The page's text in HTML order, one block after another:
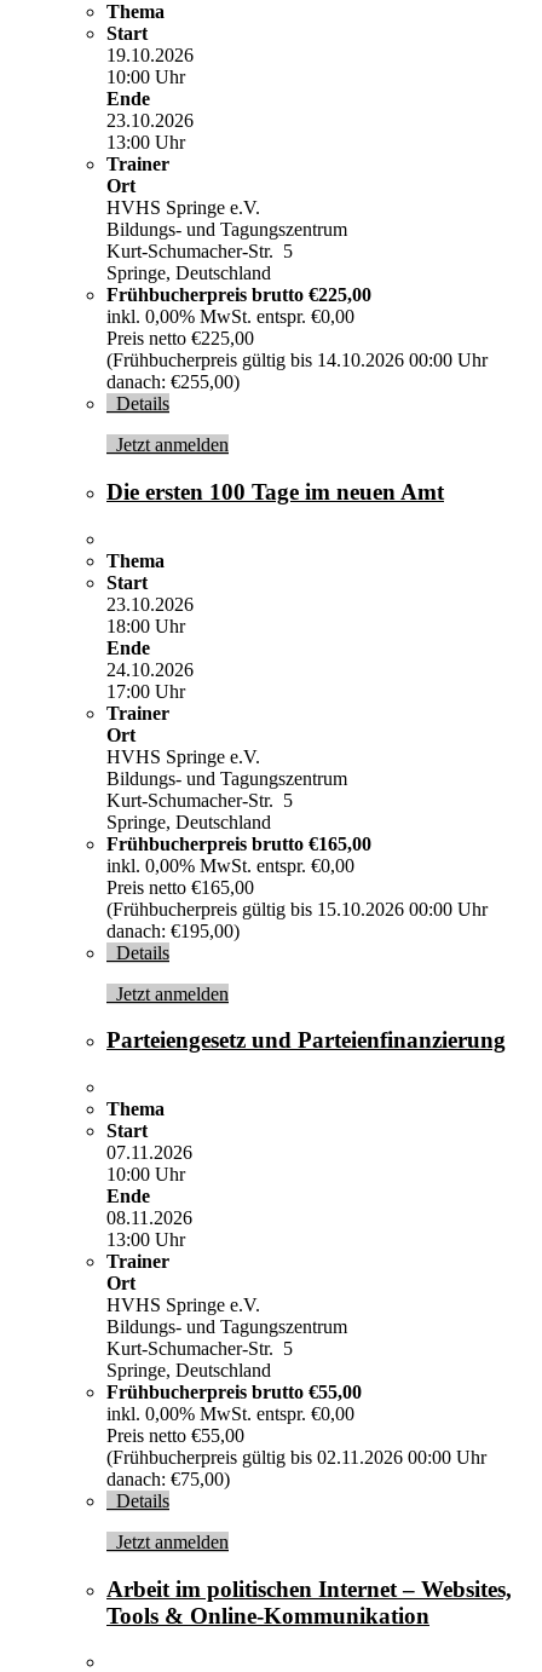
Thema
Start
19.10.2026
10:00 Uhr
Ende
23.10.2026
13:00 Uhr
Trainer
Ort
HVHS Springe e.V.
Bildungs- und Tagungszentrum
Kurt-Schumacher-Str. 5
Springe, Deutschland
Frühbucherpreis brutto €225,00
inkl. 0,00% MwSt. entspr. €0,00
Preis netto €225,00
(Frühbucherpreis gültig bis 14.10.2026 00:00 Uhr
danach: €255,00)
Details
Jetzt anmelden
Die ersten 100 Tage im neuen Amt
Thema
Start
23.10.2026
18:00 Uhr
Ende
24.10.2026
17:00 Uhr
Trainer
Ort
HVHS Springe e.V.
Bildungs- und Tagungszentrum
Kurt-Schumacher-Str. 5
Springe, Deutschland
Frühbucherpreis brutto €165,00
inkl. 0,00% MwSt. entspr. €0,00
Preis netto €165,00
(Frühbucherpreis gültig bis 15.10.2026 00:00 Uhr
danach: €195,00)
Details
Jetzt anmelden
Parteiengesetz und Parteienfinanzierung
Thema
Start
07.11.2026
10:00 Uhr
Ende
08.11.2026
13:00 Uhr
Trainer
Ort
HVHS Springe e.V.
Bildungs- und Tagungszentrum
Kurt-Schumacher-Str. 5
Springe, Deutschland
Frühbucherpreis brutto €55,00
inkl. 0,00% MwSt. entspr. €0,00
Preis netto €55,00
(Frühbucherpreis gültig bis 02.11.2026 00:00 Uhr
danach: €75,00)
Details
Jetzt anmelden
Arbeit im politischen Internet – Websites,
Tools & Online-Kommunikation